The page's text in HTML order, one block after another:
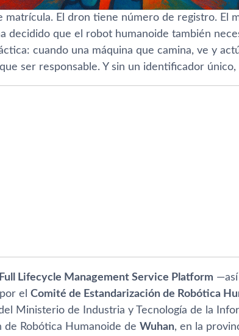
matrícula. El dron tiene número de registro. El
decidido que el robot humanoide también
cuando una máquina que camina, ve y
ser responsable. Y sin un identificador
Lifecycle Management Service Platform
el Comité de Estandarización de Robótica
Ministerio de Industria y Tecnología de la
de Robótica Humanoide de Wuhan, en la